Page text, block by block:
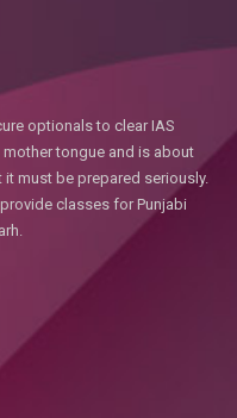
optionals to clear IAS
tongue and is about
must be prepared seriously.
classes for Punjabi